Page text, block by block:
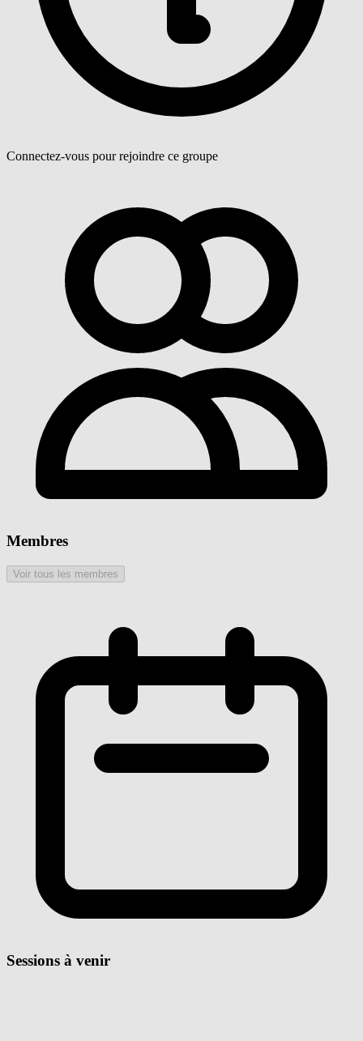
Connectez-vous pour rejoindre ce groupe
Membres
Voir tous les membres
Sessions à venir